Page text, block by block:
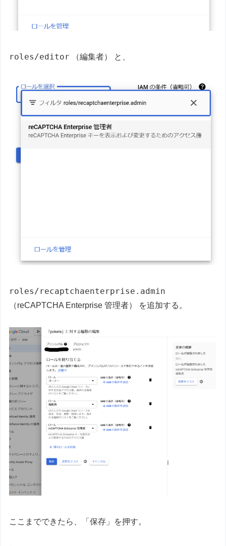
roles/editor （編集者） と、
roles/recaptchaenterprise.admin
（reCAPTCHA Enterprise 管理者） を追加する。
ここまでできたら、「保存」を押す。